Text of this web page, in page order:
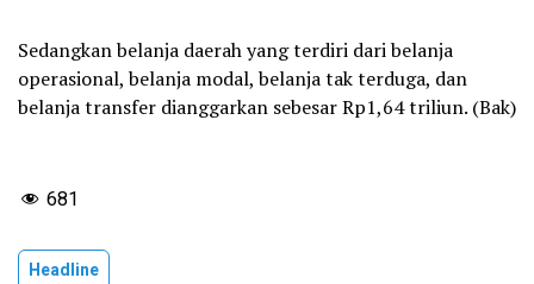
Sedangkan belanja daerah yang terdiri dari belanja
operasional, belanja modal, belanja tak terduga, dan
belanja transfer dianggarkan sebesar Rp1,64 triliun. (Bak)
681
Headline